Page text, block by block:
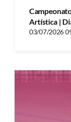
Artística |
03/07/2026